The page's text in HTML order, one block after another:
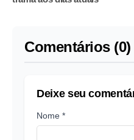
Comentários (0)
Deixe seu
Nome *